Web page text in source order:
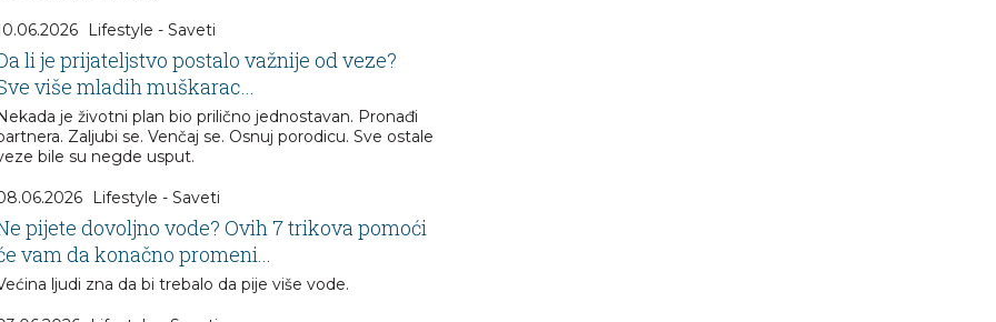
Lifestyle - Saveti
li je prijateljstvo postalo važnije od veze?
više mladih muškarac...
je životni plan bio prilično jednostavan. Pronađi
Zaljubi se. Venčaj se. Osnuj porodicu. Sve ostale
bile su negde usput.
Lifestyle - Saveti
pijete dovoljno vode? Ovih 7 trikova pomoći
vam da konačno promeni...
ljudi zna da bi trebalo da pije više vode.